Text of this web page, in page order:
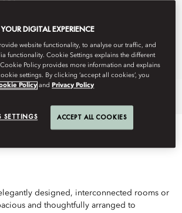
designed, interconnected rooms or
and thoughtfully arranged to
DIGITAL EXPERIENCE
website functionality, to analyse our traffic, and
functionality. Cookie Settings explains the different
Policy provides more information and explains
settings. By clicking ‘accept all cookies’, you
Policy andPrivacy Policy
SETTINGS ACCEPT ALL COOKIES